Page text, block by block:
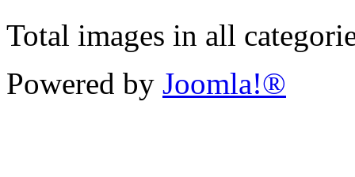
Total images in all
Powered by Joomla!®